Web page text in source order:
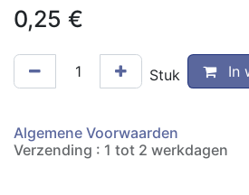
0,25 €
Stuk In
Algemene Voorwaarden
Verzending : 1 tot 2 werkdagen